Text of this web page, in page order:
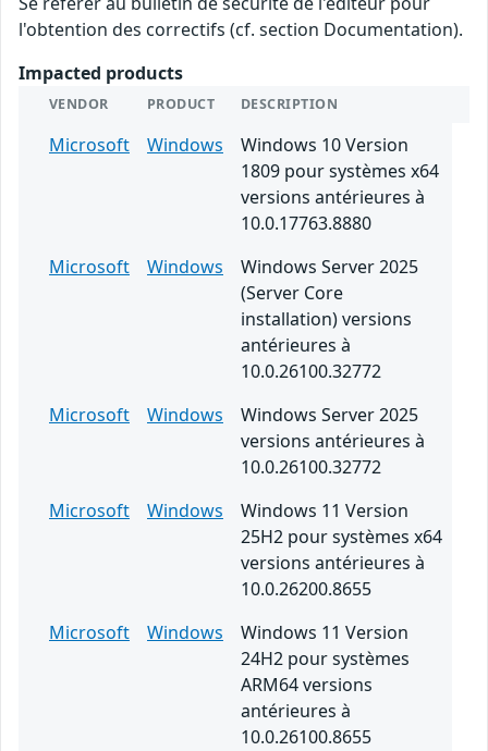
l'obtention des correctifs (cf. section Documentation).
Impacted products
VENDOR PRODUCT DESCRIPTION
Microsoft Windows
Windows 10 Version
1809 pour systèmes x64
versions antérieures à
10.0.17763.8880
Microsoft
Windows
Windows Server 2025
(Server Core
installation) versions
antérieures à
10.0.26100.32772
Microsoft
Windows
Windows Server 2025
versions antérieures à
10.0.26100.32772
Microsoft
Windows
Windows 11 Version
25H2 pour systèmes x64
versions antérieures à
10.0.26200.8655
Microsoft
Windows
Windows 11 Version
24H2 pour systèmes
ARM64 versions
antérieures à
10.0.26100.8655